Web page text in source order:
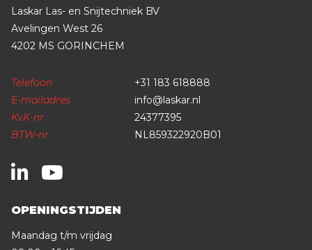
Laskar Las- en Snijtechniek BV
Avelingen West 26
4202 MS GORINCHEM
Telefoon
+31 183 618888
E-mailadres
info@laskar.nl
KvK-nr
24377395
BTW-nr
NL859322920B01
OPENINGSTIJDEN
Maandag t/m vrijdag